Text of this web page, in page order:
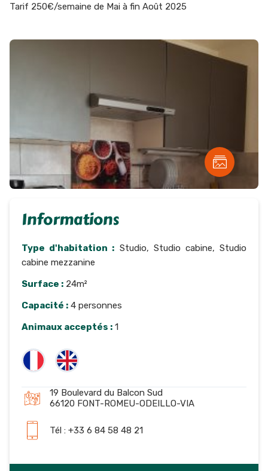
Tarif 250€/semaine de Mai à fin Août 2025
Informations
Type d'habitation : Studio, Studio cabine, Studio
cabine mezzanine
Surface : 24m²
Capacité : 4 personnes
Animaux acceptés : 1
19 Boulevard du Balcon Sud
66120 FONT-ROMEU-ODEILLO-VIA
Tél : +33 6 84 58 48 21